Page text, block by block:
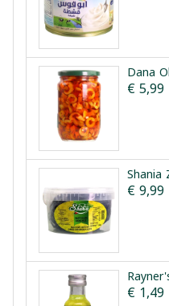
Dana
€ 5,99
€ 9,99
€ 1,49